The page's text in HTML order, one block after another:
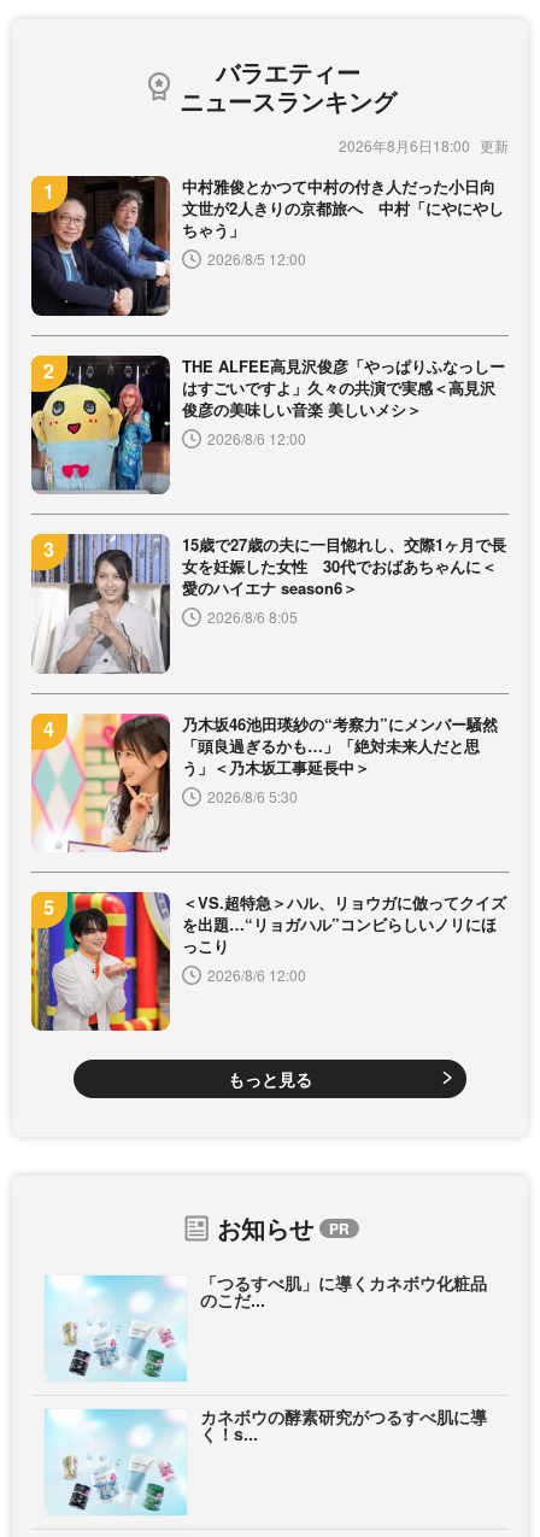
バラエティー
ニュースランキング
2026年8月6日18:00
中村雅俊とかつて中村の付き人だった小日向
文世が2人きりの京都旅へ 中村「にやにやし
ちゃう」
2026/8/5 12:00
THE ALFEE高見沢俊彦「やっぱりふなっしー
はすごいですよ」久々の共演で実感＜高見沢
俊彦の美味しい音楽 美しいメシ＞
2026/8/6 12:00
15歳で27歳の夫に一目惚れし、交際1ヶ月で長
女を妊娠した女性 30代でおばあちゃんに＜
愛のハイエナ season6＞
2026/8/6 8:05
乃木坂46池田瑛紗の“考察力”にメンバー騒然
「頭良過ぎるかも…」「絶対未来人だと思
う」＜乃木坂工事延長中＞
2026/8/6 5:30
＜VS.超特急＞ハル、リョウガに倣ってクイズ
を出題…“リョガハル”コンビらしいノリにほ
っこり
2026/8/6 12:00
もっと見る
お知らせ
「つるすべ肌」に導くカネボウ化粧品
のこだ...
カネボウの酵素研究がつるすべ肌に導
く！s...